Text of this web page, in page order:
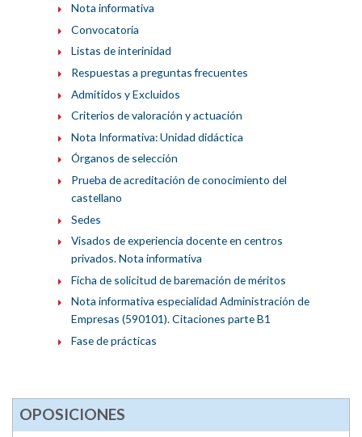
Nota informativa
Convocatoria
Listas de interinidad
Respuestas a preguntas frecuentes
Admitidos y Excluidos
Criterios de valoración y actuación
Nota Informativa: Unidad didáctica
Órganos de selección
Prueba de acreditación de conocimiento del
castellano
Sedes
Visados de experiencia docente en centros
privados. Nota informativa
Ficha de solicitud de baremación de méritos
Nota informativa especialidad Administración de
Empresas (590101). Citaciones parte B1
Fase de prácticas
OPOSICIONES